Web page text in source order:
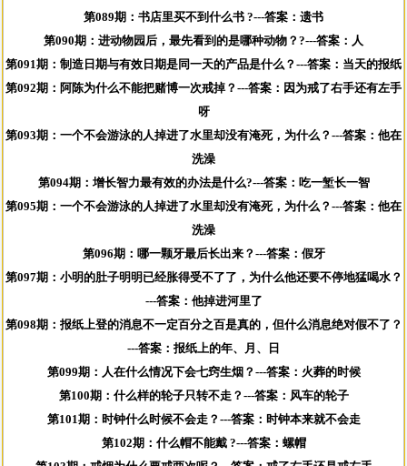
第089期：书店里买不到什么书 ?---答案：遗书
第090期：进动物园后，最先看到的是哪种动物？?---答案：人
第091期：制造日期与有效日期是同一天的产品是什么？---答案：当天的报纸
第092期：阿陈为什么不能把赌博一次戒掉？---答案：因为戒了右手还有左手
呀
第093期：一个不会游泳的人掉进了水里却没有淹死，为什么？---答案：他在
洗澡
第094期：增长智力最有效的办法是什么?---答案：吃一堑长一智
第095期：一个不会游泳的人掉进了水里却没有淹死，为什么？---答案：他在
洗澡
第096期：哪一颗牙最后长出来？---答案：假牙
第097期：小明的肚子明明已经胀得受不了了，为什么他还要不停地猛喝水？
---答案：他掉进河里了
第098期：报纸上登的消息不一定百分之百是真的，但什么消息绝对假不了？
---答案：报纸上的年、月、日
第099期：人在什么情况下会七窍生烟？---答案：火葬的时候
第100期：什么样的轮子只转不走？---答案：风车的轮子
第101期：时钟什么时候不会走？---答案：时钟本来就不会走
第102期：什么帽不能戴 ?---答案：螺帽